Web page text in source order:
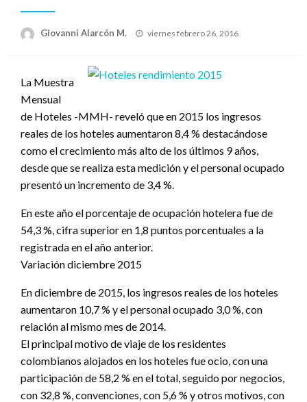
Giovanni Alarcón M.
Publicado
viernes febrero 26, 2016
La Muestra
Mensual
de Hoteles -MMH- reveló que en 2015 los ingresos
reales de los hoteles aumentaron 8,4 % destacándose
como el crecimiento más alto de los últimos 9 años,
desde que se realiza esta medición y el personal ocupado
presentó un incremento de 3,4 %.
En este año el porcentaje de ocupación hotelera fue de
54,3 %, cifra superior en 1,8 puntos porcentuales a la
registrada en el año anterior.
Variación diciembre 2015
En diciembre de 2015, los ingresos reales de los hoteles
aumentaron 10,7 % y el personal ocupado 3,0 %, con
relación al mismo mes de 2014.
El principal motivo de viaje de los residentes
colombianos alojados en los hoteles fue ocio, con una
participación de 58,2 % en el total, seguido por negocios,
con 32,8 %, convenciones, con 5,6 % y otros motivos, con